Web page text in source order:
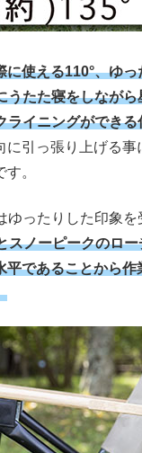
に使える110°、ゆ
うたた寝をしなが
ライニングができる
に引っ張り上げる事
。
ゆったりした印象を
スノーピークのロ
平であることから作